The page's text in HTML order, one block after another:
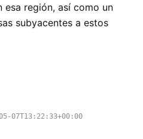
esa región, así como un
subyacentes a estos
07T13:22:33+00:00